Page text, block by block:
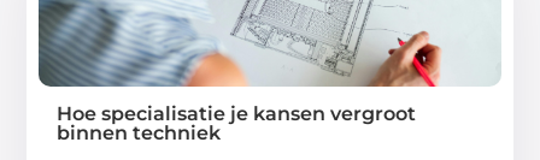
Hoe specialisatie je kansen vergroot
binnen techniek